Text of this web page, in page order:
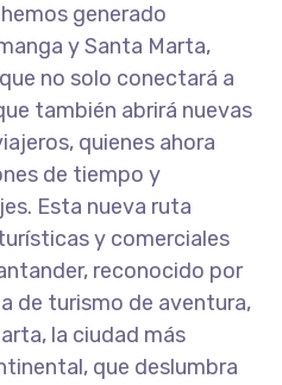
generado
y Santa Marta,
no solo conectará a
también abrirá nuevas
quienes ahora
de tiempo y
Esta nueva ruta
y comerciales
reconocido por
de turismo de aventura,
la ciudad más
que deslumbra